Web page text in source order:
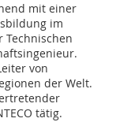
mit einer
im
von
der Welt.
tätig.